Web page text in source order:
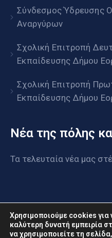
Σύνδεσμος Ύδρευσης
Αναργύρων
Σχολική Επιτροπή
Εκπαίδευσης Δήμου
Σχολική Επιτροπή
Εκπαίδευσης Δήμου
Νέα της πόλης
Τα τελευταία νέα μας
Χρησιμοποιούμε cookies
καλύτερη δυνατή εμπειρία
να χρησιμοποιείτε τη